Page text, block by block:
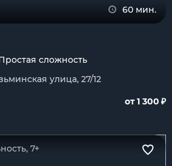
60 мин.
сложность
улица, 27/12
от 1 300 ₽
7+